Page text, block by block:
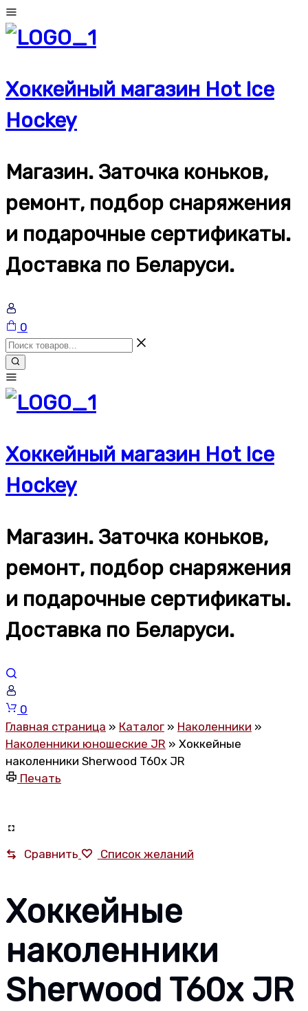
Перейти
к
содержимому
Хоккейный магазин Hot Ice
Hockey
Магазин. Заточка коньков,
ремонт, подбор снаряжения
и подарочные сертификаты.
Доставка по Беларуси.
Корзина
0
Хоккейный магазин Hot Ice
Hockey
Магазин. Заточка коньков,
ремонт, подбор снаряжения
и подарочные сертификаты.
Доставка по Беларуси.
Корзина
0
Главная страница » Каталог » Наколенники »
Наколенники юношеские JR » Хоккейные
наколенники Sherwood T60x JR
Печать
Сравнить Список желаний
Хоккейные
наколенники
Sherwood T60x JR